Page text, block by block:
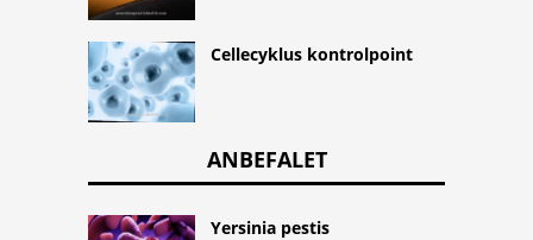
Cellecyklus kontrolpoint
ANBEFALET
Yersinia pestis